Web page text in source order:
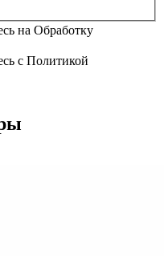
на Обработку
с Политикой